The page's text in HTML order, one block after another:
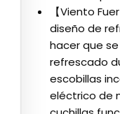
【Viento
diseño de
hacer que
refrescado
escobillas
eléctrico de